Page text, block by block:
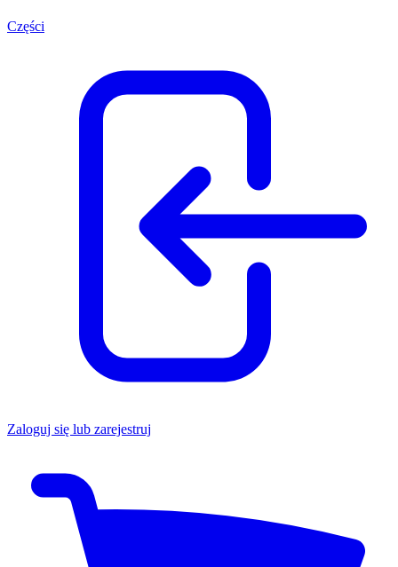
Części
Zaloguj się lub zarejestruj